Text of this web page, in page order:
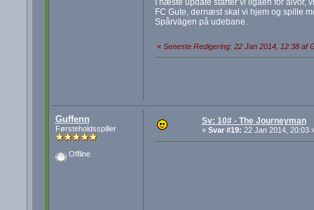
FC Gute, dernæst skal vi hjem og spille
Spårvägen på udebane.
« Seneste Redigering: 22 Jan 2014, 12:38 af
Guffenn
Førsteholdsspiller
Offline
Sv: 10# - The Journeyman
« Svar #19: 22 Jan 2014, 20:03